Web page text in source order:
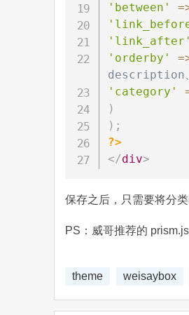
'between'
'link_after'
'orderby'
description
'category'
)
) ;
?>
</div>
保存之后，只需要将分
PS：威哥推荐的
theme weisaybox